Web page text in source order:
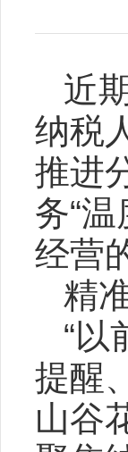
近
纳税
推进
务“
经营
精
“以
提醒
山谷